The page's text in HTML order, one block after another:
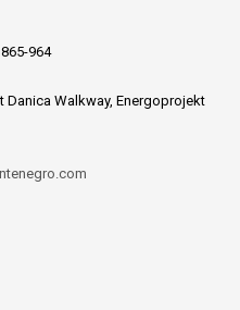
964
Danica Walkway, Energoprojekt